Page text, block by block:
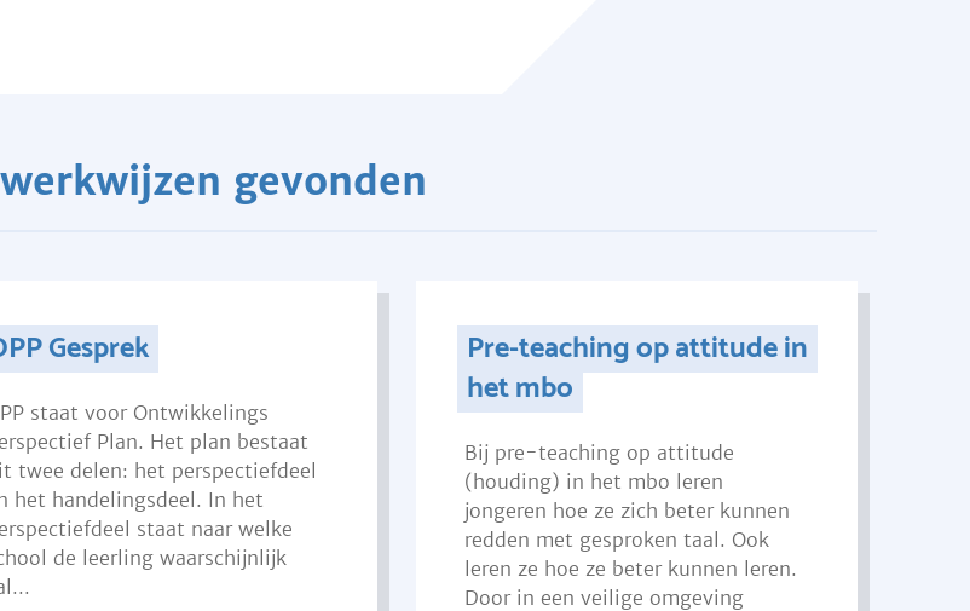
gevonden
Gesprek
staat voor Ontwikkelings
Plan. Het plan bestaat
twee delen: het perspectiefdeel
het handelingsdeel. In het
staat naar welke
de leerling waarschijnlijk
Pre-teaching op attitude in
het mbo
Bij pre-teaching op attitude
(houding) in het mbo leren
jongeren hoe ze zich beter kunnen
redden met gesproken taal. Ook
leren ze hoe ze beter kunnen leren.
Door in een veilige omgeving